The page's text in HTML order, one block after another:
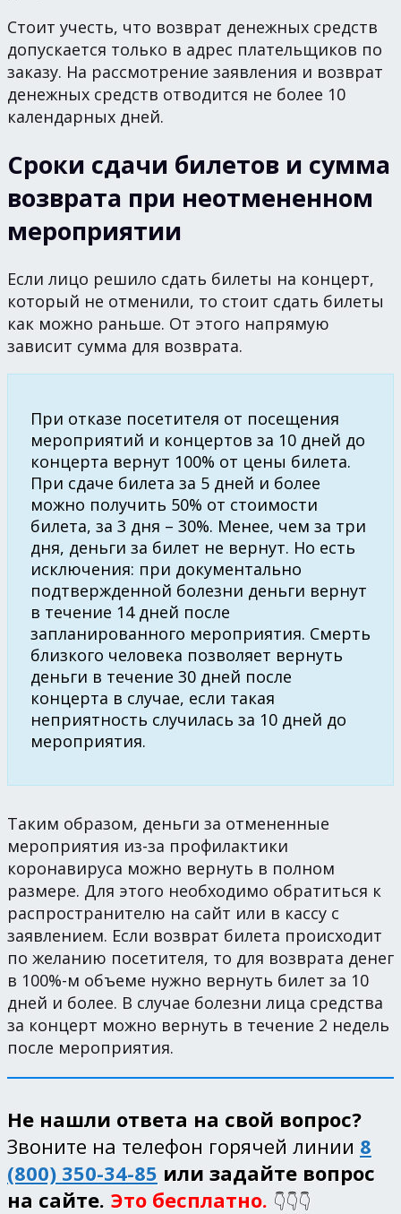
Стоит учесть, что возврат денежных средств
допускается только в адрес плательщиков по
заказу. На рассмотрение заявления и возврат
денежных средств отводится не более 10
календарных дней.
Сроки сдачи билетов и сумма
возврата при неотмененном
мероприятии
Если лицо решило сдать билеты на концерт,
который не отменили, то стоит сдать билеты
как можно раньше. От этого напрямую
зависит сумма для возврата.
При отказе посетителя от посещения
мероприятий и концертов за 10 дней до
концерта вернут 100% от цены билета.
При сдаче билета за 5 дней и более
можно получить 50% от стоимости
билета, за 3 дня – 30%. Менее, чем за три
дня, деньги за билет не вернут. Но есть
исключения: при документально
подтвержденной болезни деньги вернут
в течение 14 дней после
запланированного мероприятия. Смерть
близкого человека позволяет вернуть
деньги в течение 30 дней после
концерта в случае, если такая
неприятность случилась за 10 дней до
мероприятия.
Таким образом, деньги за отмененные
мероприятия из-за профилактики
коронавируса можно вернуть в полном
размере. Для этого необходимо обратиться к
распространителю на сайт или в кассу с
заявлением. Если возврат билета происходит
по желанию посетителя, то для возврата денег
в 100%-м объеме нужно вернуть билет за 10
дней и более. В случае болезни лица средства
за концерт можно вернуть в течение 2 недель
после мероприятия.
Не нашли ответа на свой вопрос?
Звоните на телефон горячей линии 8
(800) 350-34-85 или задайте вопрос
на сайте. Это бесплатно. 👇👇👇